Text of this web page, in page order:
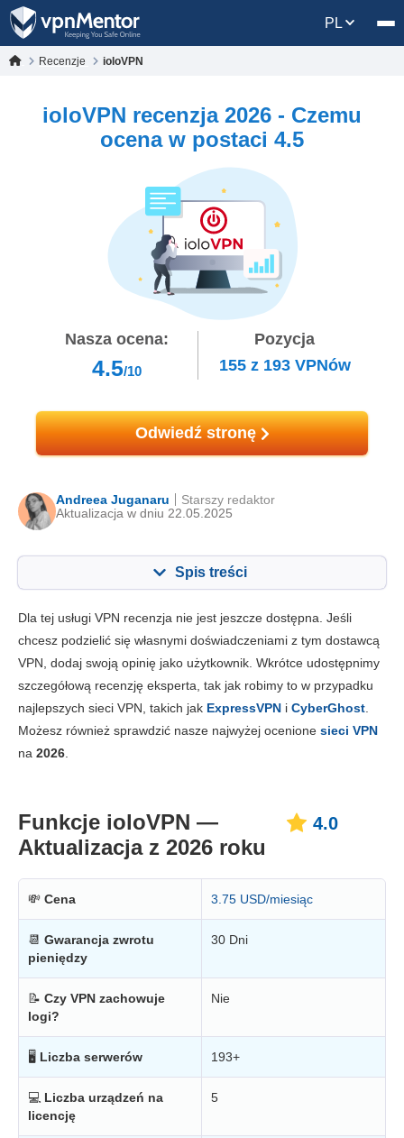
PL
Recenzje ioloVPN
ioloVPN recenzja 2026 - Czemu
ocena w postaci 4.5
Nasza ocena:
4.5/10
Pozycja
155 z 193VPNów
Odwiedź stronę
Andreea Juganaru
Aktualizacja w dniu 22.05.2025
Starszy redaktor
Spis treści
Najważniejsze funkcje 4.0
Instalacja i aplikacje 4.6
Niezawodność i wsparcie 3.0
Dla tej usługi VPN recenzja nie jest jeszcze dostępna. Jeśli
chcesz podzielić się własnymi doświadczeniami z tym dostawcą
VPN, dodaj swoją opinię jako użytkownik. Wkrótce udostępnimy
szczegółową recenzję eksperta, tak jak robimy to w przypadku
najlepszych sieci VPN, takich jak ExpressVPN i CyberGhost
Możesz również sprawdzić nasze najwyżej ocenione sieci VPN
na 2026
Funkcje ioloVPN —
Aktualizacja z 2026 roku
4.0
💸 Cena 3.75 USD/miesiąc
📆 Gwarancja zwrotu
pieniędzy
30 Dni
📝 Czy VPN zachowuje
logi?
Nie
🖥 Liczba serwerów 193+
💻 Liczba urządzeń na
licencję
5